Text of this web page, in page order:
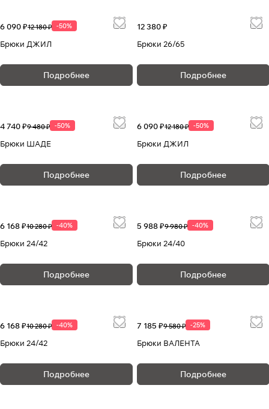
6 090 ₽12 180 ₽ -50%
Брюки ДЖИЛ
Подробнее
12 380 ₽
Брюки 26/65
Подробнее
4 740 ₽9 480 ₽ -50%
Брюки ШАДЕ
Подробнее
6 090 ₽12 180 ₽ -50%
Брюки ДЖИЛ
Подробнее
6 168 ₽10 280 ₽ -40%
Брюки 24/42
Подробнее
5 988 ₽9 980 ₽ -40%
Брюки 24/40
Подробнее
6 168 ₽10 280 ₽ -40%
Брюки 24/42
Подробнее
7 185 ₽9 580 ₽ -25%
Брюки ВАЛЕНТА
Подробнее